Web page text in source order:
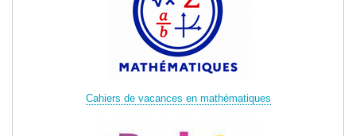
Cahiers de vacances en mathématiques